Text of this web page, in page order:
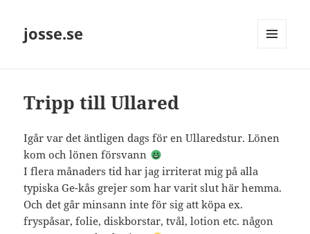
josse.se
Tripp till Ullared
Igår var det äntligen dags för en Ullaredstur. Lönen
kom och lönen försvann
I flera månaders tid har jag irriterat mig på alla
typiska Ge-kås grejer som har varit slut här hemma.
Och det går minsann inte för sig att köpa ex.
fryspåsar, folie, diskborstar, tvål, lotion etc. någon